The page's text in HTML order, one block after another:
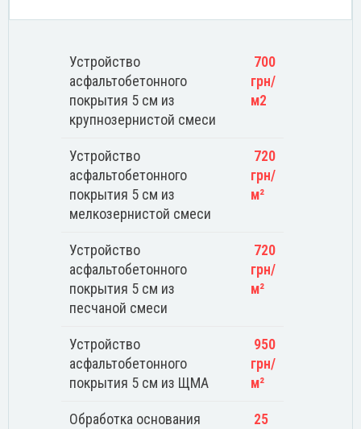
Устройство
асфальтобетонного
покрытия 5 см из
крупнозернистой смеси
700
грн/
м2
Устройство
асфальтобетонного
покрытия 5 см из
мелкозернистой смеси
720
грн/
м²
Устройство
асфальтобетонного
покрытия 5 см из
песчаной смеси
720
грн/
м²
Устройство
асфальтобетонного
покрытия 5 см из ЩМА
950
грн/
м²
Обработка основания
25